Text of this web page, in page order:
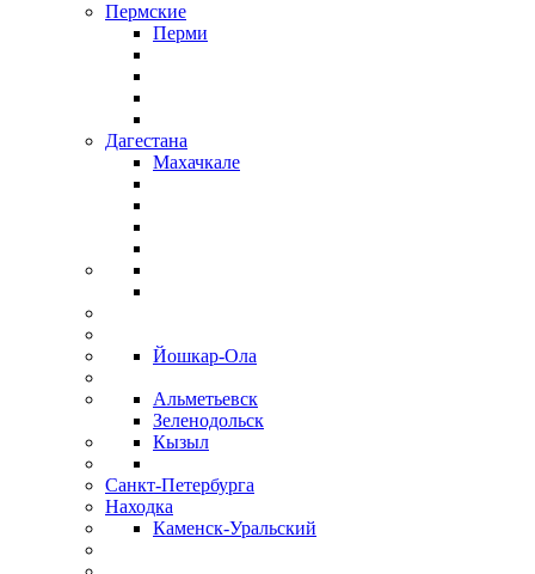
Пермские
Перми
Дагестана
Махачкале
Йошкар-Ола
Альметьевск
Зеленодольск
Кызыл
Санкт-Петербурга
Находка
Каменск-Уральский